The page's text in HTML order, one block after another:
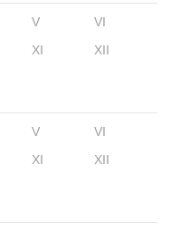
V
VI
XI XII
V
VI
XI XII